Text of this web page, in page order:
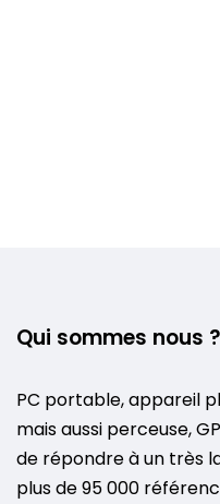
Qui sommes nous ?
PC portable, appareil
mais aussi perceuse,
de répondre à un très
plus de 95 000